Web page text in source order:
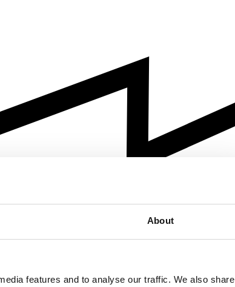
About
features and to analyse our traffic. We also share